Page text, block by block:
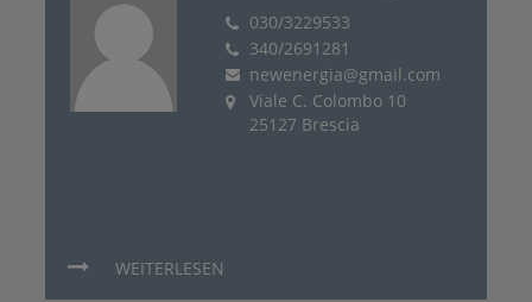
030/3229533
340/2691281
newenergia@gmail.com
Viale C. Colombo 10
25127 Brescia
WEITERLESEN